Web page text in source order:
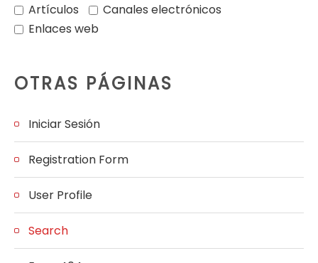
Artículos
Canales electrónicos
Enlaces web
OTRAS PÁGINAS
Iniciar Sesión
Registration Form
User Profile
Search